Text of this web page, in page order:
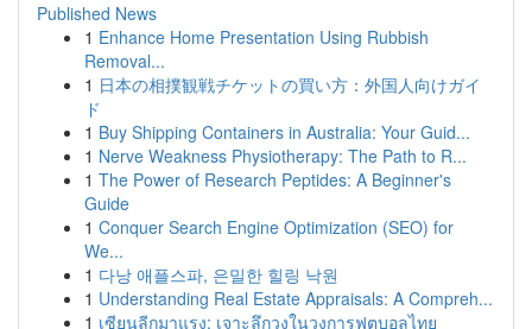
Published News
1 Enhance Home Presentation Using Rubbish
Removal...
1 日本の相撲観戦チケットの買い方：外国人向けガイ
ド
1 Buy Shipping Containers in Australia: Your Guid...
1 Nerve Weakness Physiotherapy: The Path to R...
1 The Power of Research Peptides: A Beginner's
Guide
1 Conquer Search Engine Optimization (SEO) for
We...
1 다낭 애플스파, 은밀한 힐링 낙원
1 Understanding Real Estate Appraisals: A Compreh...
1 เซียนลีกมาแรง: เจาะลึกวงในวงการฟุตบอลไทย